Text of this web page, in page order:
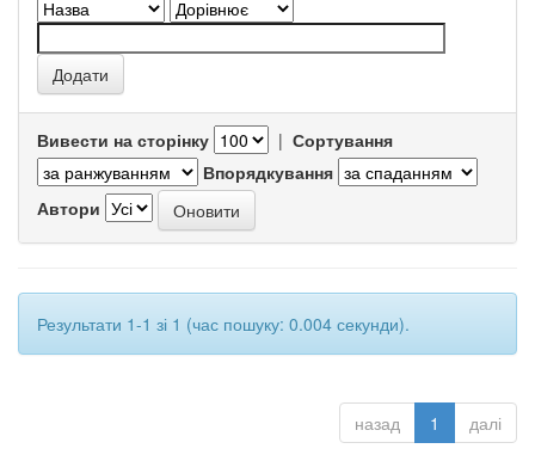
Вивести на сторінку | Сортування
Впорядкування
Автори
Результати 1-1 зі 1 (час пошуку: 0.004 секунди).
назад 1 далі